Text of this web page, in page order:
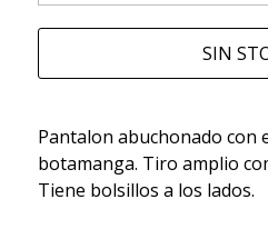
SIN
Pantalon abuchonado con
botamanga. Tiro amplio
Tiene bolsillos a los lados.